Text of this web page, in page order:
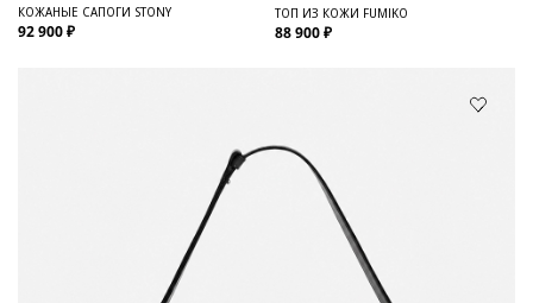
КОЖАНЫЕ САПОГИ STONY
92 900 ₽
ТОП ИЗ КОЖИ FUMIKO
88 900 ₽